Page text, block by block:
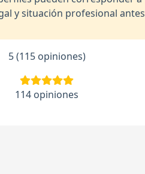
y situación profesional antes
5 (115 opiniones)
114 opiniones